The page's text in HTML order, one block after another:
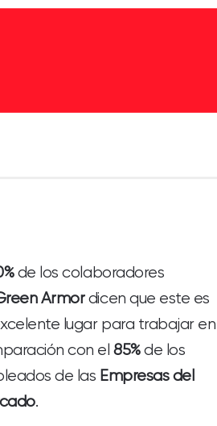
de los colaboradores
Armordicen que este es
lugar para trabajar en
con el85%de los
de las Empresas del
.